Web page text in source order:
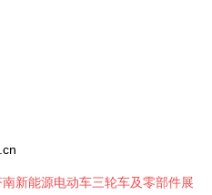
新能源电动车三轮车及零部件展